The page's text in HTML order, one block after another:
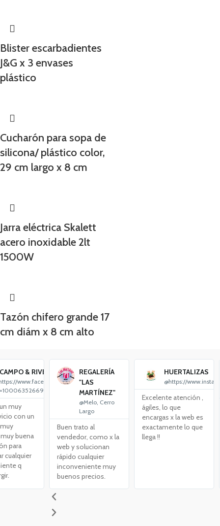
Blister escarbadientes
J&G x 3 envases
plástico
Cucharón para sopa de
silicona/ plástico color,
29 cm largo x 8 cm
Jarra eléctrica Skalett
acero inoxidable 2lt
1500W
Tazón chifero grande 17
cm diám x 8 cm alto
& RIVERO
www.facebook.com/profile.php?
muy
con un
buena
para
cualquier
q
REGALERÍA
"LAS
MARTÍNEZ"
@Melo, Cerro
Largo
Buen trato al
vendedor, como x la
web y solucionan
rápido cualquier
inconveniente muy
buenos precios.
HUERTALIZAS
@https://
Excelente atención ,
ágiles, lo que
encargas x la web es
exactamente lo que
llega !!